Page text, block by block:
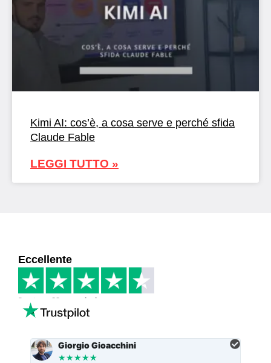
Kimi AI: cos’è, a cosa serve e perché sfida
Claude Fable
LEGGI TUTTO »
Eccellente
Basato su 33 recensioni
Giorgio Gioacchini
★★★★★